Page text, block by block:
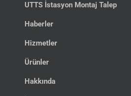
UTTS İstasyon Montaj Talep
Haberler
Hizmetler
Ürünler
Hakkında